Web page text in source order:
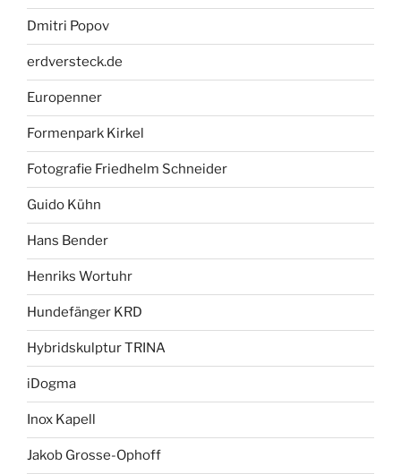
Dmitri Popov
erdversteck.de
Europenner
Formenpark Kirkel
Fotografie Friedhelm Schneider
Guido Kühn
Hans Bender
Henriks Wortuhr
Hundefänger KRD
Hybridskulptur TRINA
iDogma
Inox Kapell
Jakob Grosse-Ophoff